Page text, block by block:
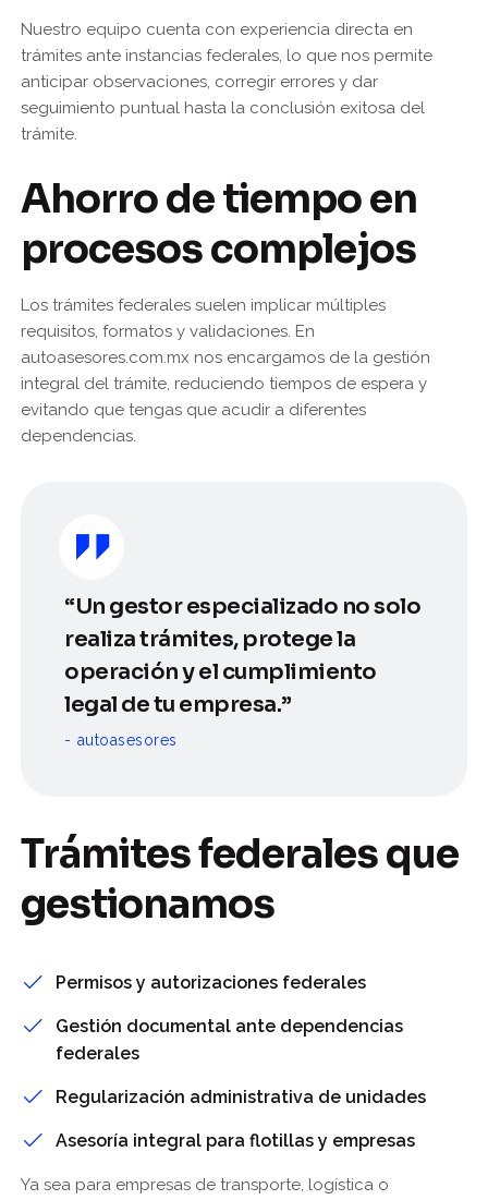
Nuestro equipo cuenta con experiencia directa en
trámites ante instancias federales, lo que nos permite
anticipar observaciones, corregir errores y dar
seguimiento puntual hasta la conclusión exitosa del
trámite.
Ahorro de tiempo en
procesos complejos
Los trámites federales suelen implicar múltiples
requisitos, formatos y validaciones. En
autoasesores.com.mx nos encargamos de la gestión
integral del trámite, reduciendo tiempos de espera y
evitando que tengas que acudir a diferentes
dependencias.
“Un gestor especializado no solo
realiza trámites, protege la
operación y el cumplimiento
legal de tu empresa.”
autoasesores
Trámites federales que
gestionamos
Permisos y autorizaciones federales
Gestión documental ante dependencias
federales
Regularización administrativa de unidades
Asesoría integral para flotillas y empresas
Ya sea para empresas de transporte, logística o